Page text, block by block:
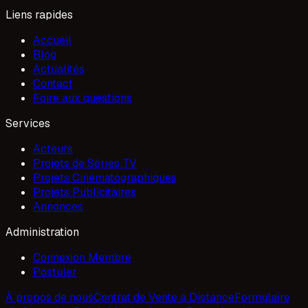
Liens rapides
Accueil
Blog
Actualités
Contact
Foire aux questions
Services
Acteurs
Projets de Séries TV
Projets Cinématographiques
Projets Publicitaires
Annonces
Administration
Connexion Membre
Postuler
À propos de nousContrat de Vente à DistanceFormulaire